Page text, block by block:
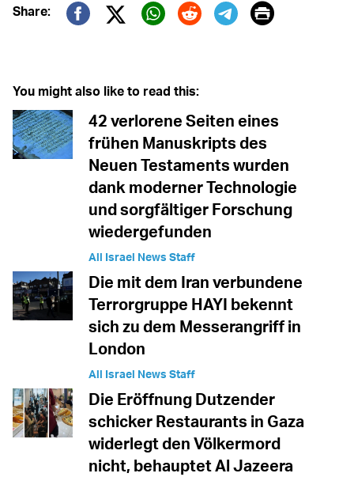
Share:
Twitter (X)
Print
You might also like to read this:
42 verlorene Seiten eines
frühen Manuskripts des
Neuen Testaments wurden
dank moderner Technologie
und sorgfältiger Forschung
wiedergefunden
All Israel News Staff
Die mit dem Iran verbundene
Terrorgruppe HAYI bekennt
sich zu dem Messerangriff in
London
All Israel News Staff
Die Eröffnung Dutzender
schicker Restaurants in Gaza
widerlegt den Völkermord
nicht, behauptet Al Jazeera